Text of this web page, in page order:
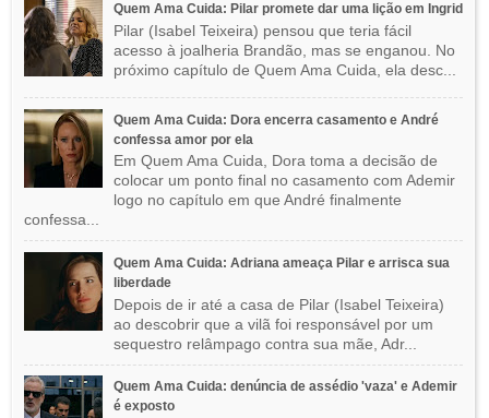
Quem Ama Cuida: Pilar promete dar uma lição em Ingrid
Pilar (Isabel Teixeira) pensou que teria fácil
acesso à joalheria Brandão, mas se enganou. No
próximo capítulo de Quem Ama Cuida, ela desc...
Quem Ama Cuida: Dora encerra casamento e André
confessa amor por ela
Em Quem Ama Cuida, Dora toma a decisão de
colocar um ponto final no casamento com Ademir
logo no capítulo em que André finalmente
confessa...
Quem Ama Cuida: Adriana ameaça Pilar e arrisca sua
liberdade
Depois de ir até a casa de Pilar (Isabel Teixeira)
ao descobrir que a vilã foi responsável por um
sequestro relâmpago contra sua mãe, Adr...
Quem Ama Cuida: denúncia de assédio 'vaza' e Ademir
é exposto